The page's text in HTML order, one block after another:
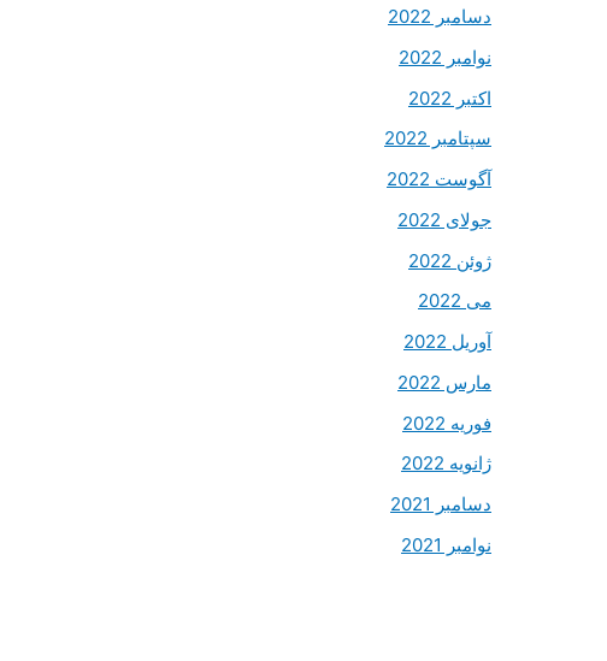
دسامبر 2022
نوامبر 2022
اکتبر 2022
سپتامبر 2022
آگوست 2022
جولای 2022
ژوئن 2022
می 2022
آوریل 2022
مارس 2022
فوریه 2022
ژانویه 2022
دسامبر 2021
نوامبر 2021